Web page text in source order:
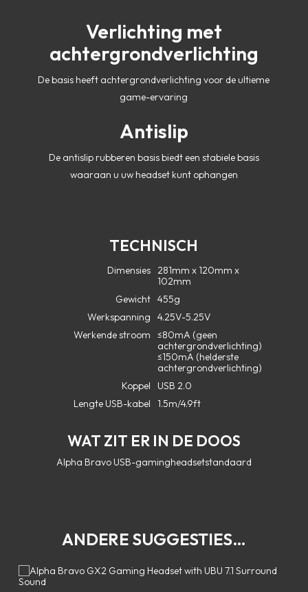
Verlichting met
achtergrondverlichting
De basis heeft achtergrondverlichting voor de ultieme
game-ervaring
Antislip
De antislip rubberen basis biedt een stabiele basis
waaraan u uw headset kunt ophangen
TECHNISCH
Dimensies 281mm x 120mm x
102mm
Gewicht 455g
Werkspanning
4.25V-5.25V
Werkende stroom
≤80mA (geen
achtergrondverlichting)
≤150mA (helderste
achtergrondverlichting)
Koppel
USB 2.0
Lengte USB-kabel
1.5m/4.9ft
WAT ZIT ER IN DE DOOS
Alpha Bravo USB-gamingheadsetstandaard
ANDERE SUGGESTIES…